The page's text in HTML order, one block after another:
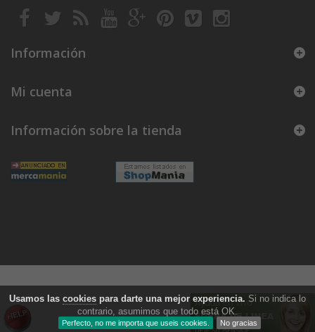
Usamos las cookies para darte una mejor experiencia. Si no indica lo
contrario, asumimos que todo está OK.
Perfecto, no me importa que useis cookies. No gracias
Información
Mi cuenta
Información sobre la tienda